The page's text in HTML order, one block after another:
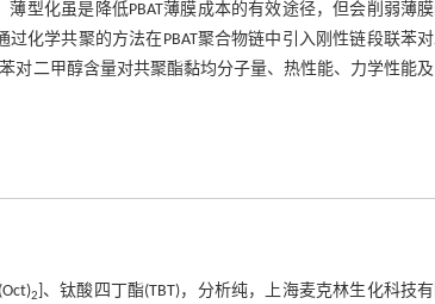
薄型化虽是降低PBAT薄膜成本的有效途径，但会削弱薄
化学共聚的方法在PBAT聚合物链中引入刚性链段联苯
对二甲醇含量对共聚酯黏均分子量、热性能、力学性能
2 ]、钛酸四丁酯(TBT)，分析纯，上海麦克林生化科技